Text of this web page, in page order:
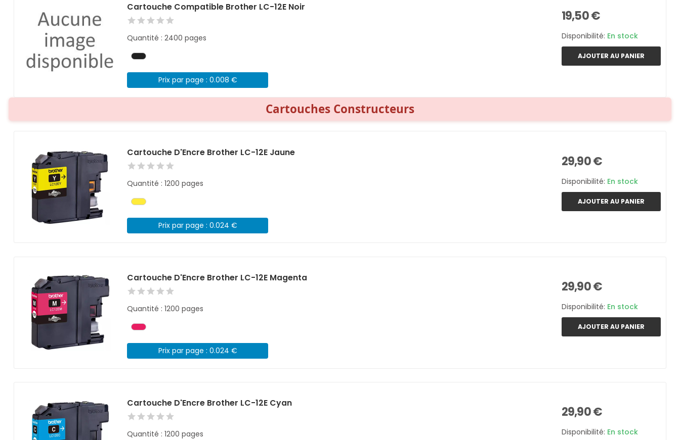
Cartouche Compatible Brother LC-12E Noir
Quantité : 2400 pages
Prix par page : 0.008 €
19,50 €
Disponibilité: En stock
AJOUTER AU PANIER
Cartouches Constructeurs
Cartouche D'Encre Brother LC-12E Jaune
Quantité : 1200 pages
Prix par page : 0.024 €
29,90 €
Disponibilité: En stock
AJOUTER AU PANIER
Cartouche D'Encre Brother LC-12E Magenta
Quantité : 1200 pages
Prix par page : 0.024 €
29,90 €
Disponibilité: En stock
AJOUTER AU PANIER
Cartouche D'Encre Brother LC-12E Cyan
Quantité : 1200 pages
29,90 €
Disponibilité: En stock